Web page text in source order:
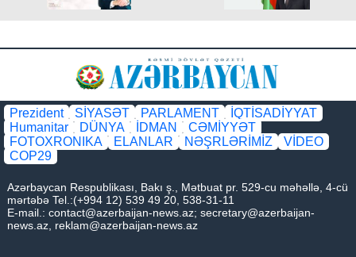
Prezident SİYASƏT PARLAMENT
İQTİSADİYYAT
Humanitar
DÜNYA İDMAN
CƏMİYYƏT
FOTOXRONIKA
ELANLAR NƏŞRLƏRİMİZ
VİDEO
COP29
Azərbaycan Respublikası, Bakı ş., Mətbuat pr. 529-cu məhəllə, 4-cü
mərtəbə Tel.:(+994 12) 539 49 20, 538-31-11
E-mail.: contact@azerbaijan-news.az; secretary@azerbaijan-
news.az, reklam@azerbaijan-news.az